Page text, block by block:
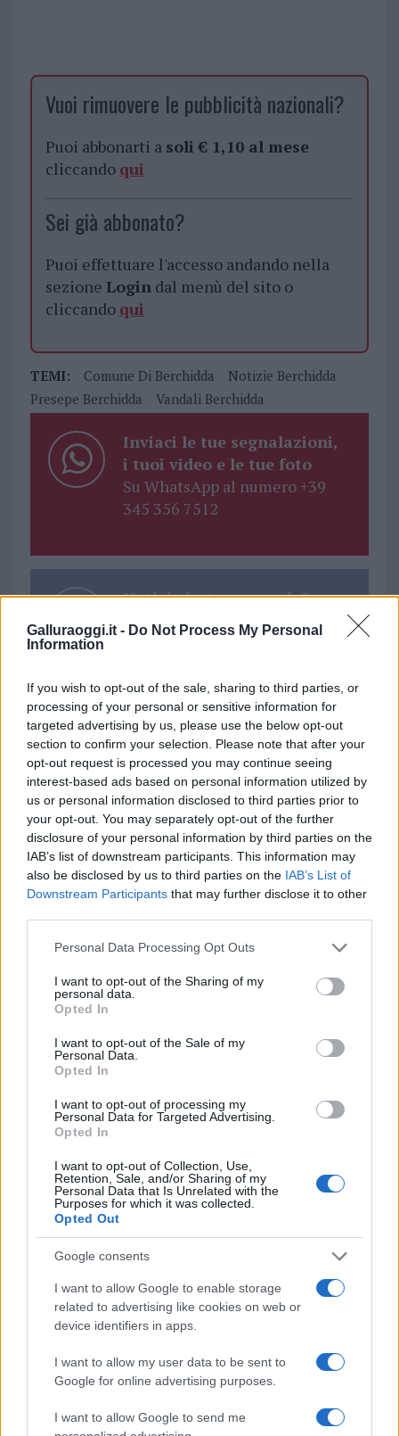
Galluraoggi.it - Do Not Process My Personal
Information
If you wish to opt-out of the sale, sharing to third parties, or
processing of your personal or sensitive information for
targeted advertising by us, please use the below opt-out
section to confirm your selection. Please note that after your
opt-out request is processed you may continue seeing
interest-based ads based on personal information utilized by
us or personal information disclosed to third parties prior to
your opt-out. You may separately opt-out of the further
disclosure of your personal information by third parties on the
IAB’s list of downstream participants. This information may
also be disclosed by us to third parties on the IAB’s List of
Downstream Participants that may further disclose it to other
Please note that this website/app uses one or more Google
not limited to your visit or usage behaviour. You may click to
grant or deny consent to Google and its third-party tags to
use your data for below specified purposes in below Google
consent section.
Personal Data Processing Opt Outs
I want to opt-out of the Sharing of my
personal data.
Opted In
I want to opt-out of the Sale of my
Personal Data.
Opted In
I want to opt-out of processing my
Personal Data for Targeted Advertising.
Opted In
I want to opt-out of Collection, Use,
Retention, Sale, and/or Sharing of my
Personal Data that Is Unrelated with the
Purposes for which it was collected.
Opted Out
Google consents
I want to allow Google to enable storage
related to advertising like cookies on web or
device identifiers in apps.
I want to allow my user data to be sent to
Google for online advertising purposes.
I want to allow Google to send me
Vuoi rimuovere le pubblicità nazionali?
Puoi abbonarti a soli € 1,10 al mese
cliccando qui
Sei già abbonato?
Puoi effettuare l'accesso andando nella
sezione Logindal menù del sito o
cliccando qui
TEMI: Comune Di Berchidda
Notizie Berchidda
Presepe Berchidda
Vandali Berchidda
Inviaci le tue segnalazioni,
i tuoi video e le tue foto
Su WhatsApp al numero +39
345 356 7512
Notizie in tempo reale?
Entra nel canale telegram di
Ricevi le nostre ultime news
daGoogle News
Condividi l'articolo
F
a
ce
b
o
o
k
T
w
it
te
r
Pi
n
te
re
W
h
at
s
p
S
h
a
re
Prossimo articolo
NOTIZIE RECENTI
Soccorso tra i mega yacht sulla spiaggia di La
Maddalena: cosa è successo
Scontro Misericordia-Comune: Oltre le Bocche
attacca la sindaca
Salvini contestato a L’Agnata, il ministro
interviene: “Amo De Andrè che democrazia è?”
Porto Taverna, strage di pesci nello stagno:
scattano le prime bonifiche
Olbia, stretta sulla sicurezza per il Red Valley